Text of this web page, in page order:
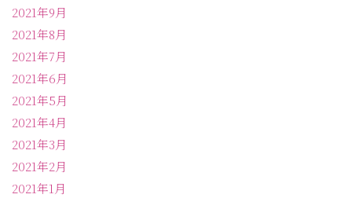
2021年9月
2021年8月
2021年7月
2021年6月
2021年5月
2021年4月
2021年3月
2021年2月
2021年1月